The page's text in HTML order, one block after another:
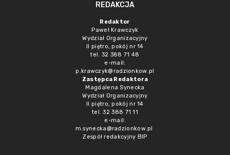
REDAKCJA
Redaktor
Paweł Krawczyk
Wydział Organizacyjny
II piętro, pokój nr 14
tel. 32 388 71 48
e-mail:
p.krawczyk@radzionkow.pl
Zastępca Redaktora
Magdalena Synecka
Wydział Organizacyjny
II piętro, pokój nr 14
tel. 32 388 71 11
e-mail:
m.synecka@radzionkow.pl
Zespół redakcyjny BIP